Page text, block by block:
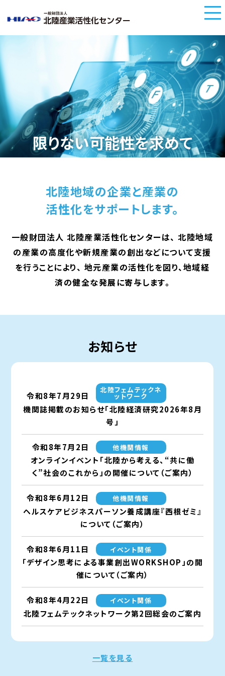
限りない可能性を求めて
北陸地域の企業と産業の
活性化をサポートします。
一般財団法人 北陸産業活性化センターは、 北陸地域
の産業の高度化や新規産業の創出などについて支援
を行うことにより、 地元産業の活性化を図り、地域経
済の健全な発展に寄与します。
お知らせ
令和8年7月29日
北陸フェムテックネ
ットワーク
機関誌掲載のお知らせ「北陸経済研究2026年8月
号」
令和8年7月2日 他機関情報
オンラインイベント「北陸から考える、“共に働
く”社会のこれから」の開催について（ご案内）
令和8年6月12日 他機関情報
ヘルスケアビジネスパーソン養成講座『西根ゼミ』
について（ご案内）
令和8年6月11日 イベント関係
「デザイン思考による事業創出WORKSHOP」の開
催について（ご案内）
令和8年4月22日 イベント関係
北陸フェムテックネットワーク第2回総会のご案内
一覧を見る